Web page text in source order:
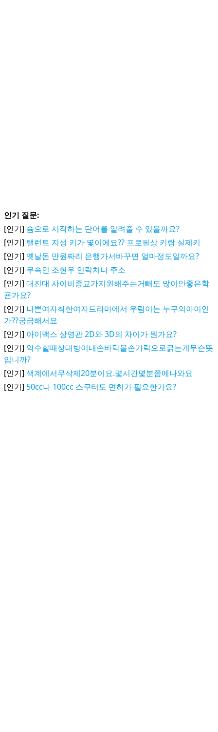
인기 질문:
[인기] 슘으로 시작하는 단어를 알려줄 수 있을까요?
[인기] 탤런트 지성 키가 몇이에요?? 프로필상 키랑 실제키
[인기] 옛날돈 만원짜리 은행가서바꾸면 얼마정도일까요?
[인기] 무속인 조현우 연락처나 주소
[인기] 대진대 사이비종교가지원해주는거빼도 많이안좋은학
굔가요?
[인기] 나쁜여자착한여자드라마에서 우람이는 누구의아이인
가??궁금해서요
[인기] 아이맥스 상영관 2D와 3D의 차이가 뭔가요?
[인기] 악수할때상대방이내손바닥을손가락으로긁는게무슨뜻
입니까?
[인기] 색계에서무삭제20분이요.몇시간몇분쯤에나와요
[인기] 50cc나 100cc 스쿠터도 면허가 필요한가요?